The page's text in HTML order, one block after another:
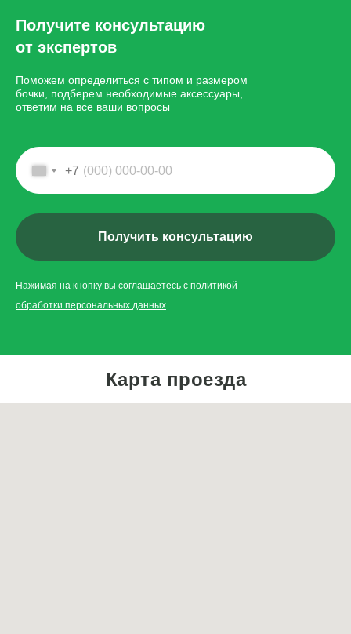
Получите консультацию
от экспертов
Поможем определиться с типом и размером
бочки, подберем необходимые аксессуары,
ответим на все ваши вопросы
+7
Получить консультацию
Нажимая на кнопку вы соглашаетесь с политикой
обработки персональных данных
Карта проезда